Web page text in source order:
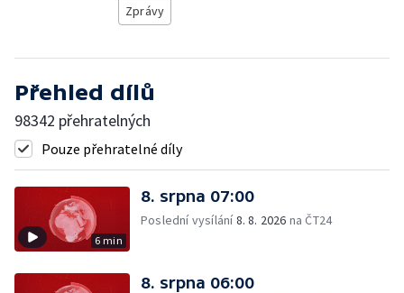
Zprávy
Přehled dílů
98342 přehratelných
Pouze přehratelné díly
6 min
8. srpna 07:00
Poslední vysílání8. 8. 2026 na ČT24
8. srpna 06:00